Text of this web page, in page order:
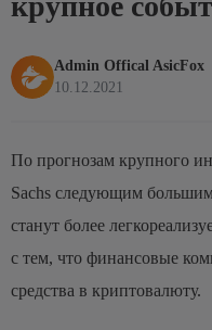
Admin Offical AsicFox
10.12.2021
По прогнозам крупного
Sachs следующим
станут более
с тем, что финансовые
средства в криптовалюту.